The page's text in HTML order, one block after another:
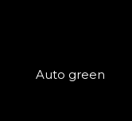
Auto green